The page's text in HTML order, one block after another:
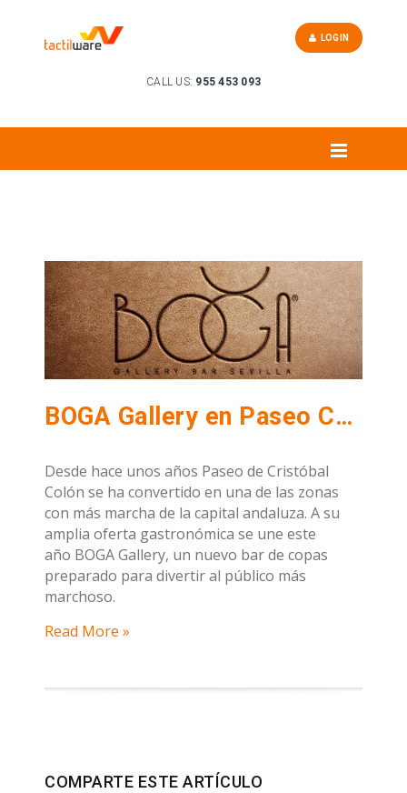
CALL US: 955 453 093
LOGIN
BOGA Gallery en Paseo Colón de Sevilla, copas y espectáculos en directo, diversión asegurada
Desde hace unos años Paseo de Cristóbal
Colón se ha convertido en una de las zonas
con más marcha de la capital andaluza. A su
amplia oferta gastronómica se une este
año BOGA Gallery, un nuevo bar de copas
preparado para divertir al público más
marchoso.
Read More »
COMPARTE ESTE ARTÍCULO